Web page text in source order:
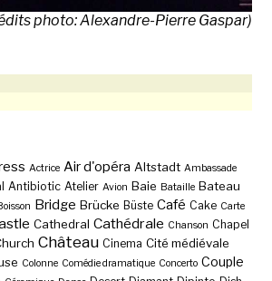
photo: Alexandre-Pierre Gaspar)
Actrice Air d'opéra Altstadt Ambassade
Antibiotic Atelier Avion Baie Bataille Bateau
Bridge Brücke Büste Café Cake Carte
Cathedral Cathédrale Chanson Chapel
Château Cinema Cité médiévale
Colonne Comédie dramatique Concerto Couple